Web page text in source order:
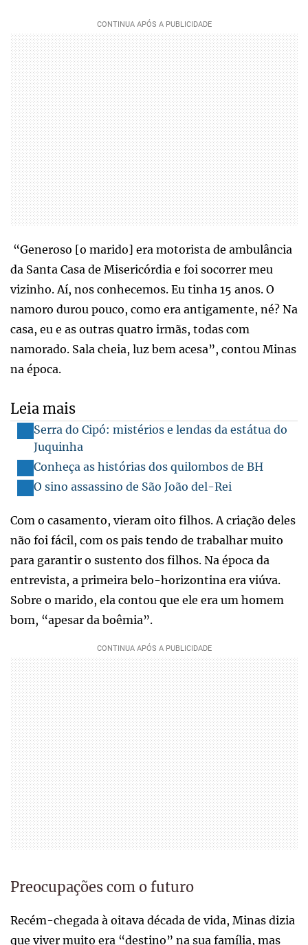
“Generoso [o marido] era motorista de ambulância
da Santa Casa de Misericórdia e foi socorrer meu
vizinho. Aí, nos conhecemos. Eu tinha 15 anos. O
namoro durou pouco, como era antigamente, né? Na
casa, eu e as outras quatro irmãs, todas com
namorado. Sala cheia, luz bem acesa”, contou Minas
na época.
Leia mais
Serra do Cipó: mistérios e lendas da estátua do
Juquinha
Conheça as histórias dos quilombos de BH
O sino assassino de São João del-Rei
Com o casamento, vieram oito filhos. A criação deles
não foi fácil, com os pais tendo de trabalhar muito
para garantir o sustento dos filhos. Na época da
entrevista, a primeira belo-horizontina era viúva.
Sobre o marido, ela contou que ele era um homem
bom, “apesar da boêmia”.
Preocupações com o futuro
Recém-chegada à oitava década de vida, Minas dizia
que viver muito era “destino” na sua família, mas